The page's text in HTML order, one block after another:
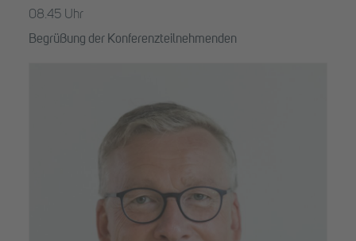
08.45 Uhr
Begrüßung der Konferenzteilnehmenden